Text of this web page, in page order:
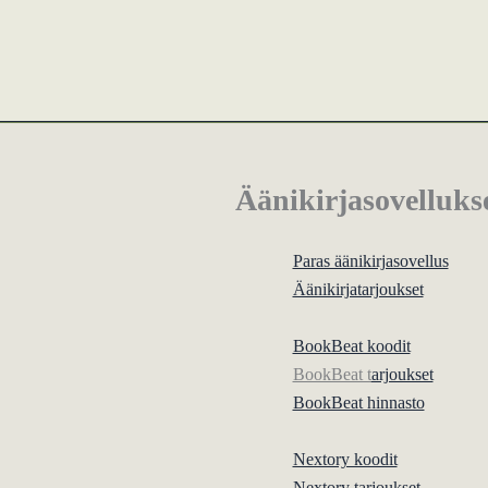
Paras äänikirjasovellus
Äänikirjatarjoukset
BookBeat koodit
BookBeat tarjoukset
BookBeat hinnasto
Nextory koodit